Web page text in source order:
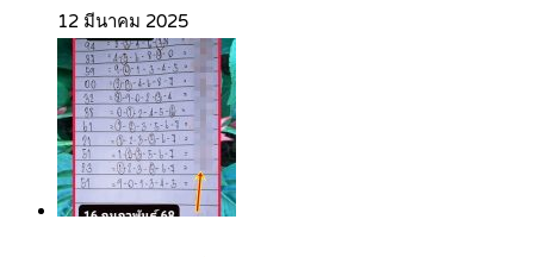
12 มีนาคม 2025